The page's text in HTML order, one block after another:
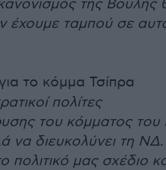
της Βουλής
έχουμε ταμπού σε
για το κόμμα Τσίπρα
πολίτες
του κόμματος του
να διευκολύνει τη ΝΔ.
πολιτικό μας σχέδιο